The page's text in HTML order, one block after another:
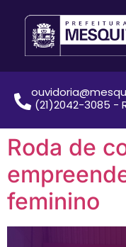
(21)2042-3085 -
Roda de
feminino